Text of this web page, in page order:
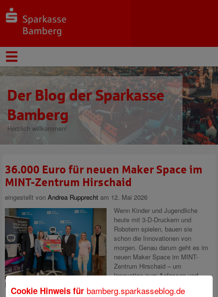
Der Blog der Sparkasse
Bamberg
Herzlich willkommen!
36.000 Euro für neuen Maker Space im
MINT-Zentrum Hirschaid
eingestellt von Andrea Rupprecht am 12. Mai 2026
Wenn Kinder und Jugendliche
heute mit 3‑D‑Druckern und
Robotern spielen, bauen sie
schon die Innovationen von
morgen. Genau darum geht es im
neuen Maker Space im MINT-
Zentrum Hirschaid – um
Innovation zum Anfassen und
Entwickeln. Das MINT-Zentrum in Hirschaid hat
Cookie Hinweis für bamberg.sparkasseblog.de